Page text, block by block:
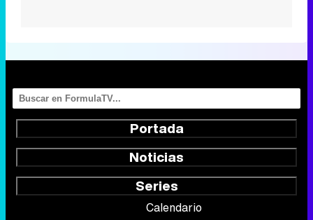
Portada
Noticias
Series
Calendario